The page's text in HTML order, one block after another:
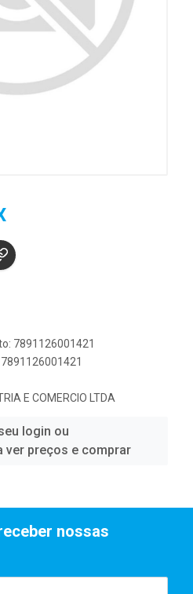
7891126001421
E COMERCIO LTDA
login ou
ver preços e comprar
nossas